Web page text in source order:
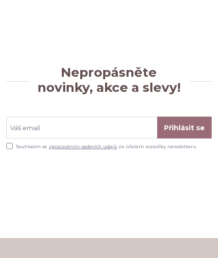
Nepropásněte
novinky, akce a slevy!
Přihlásit se
Souhlasím se zpracováním osobních údajů za účelem rozesílky newsletteru.